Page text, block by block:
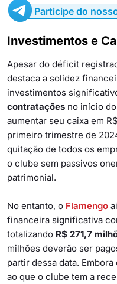
Participe do
Investimentos e
Apesar do déficit
destaca a solidez
investimentos
contratações no início
aumentar seu caixa em
primeiro trimestre de
quitação de todos os
o clube sem passivos
patrimonial.
No entanto, o Flamengo
financeira significativa
totalizando R$ 271,7
milhões deverão ser
partir dessa data.
ao que o clube tem a